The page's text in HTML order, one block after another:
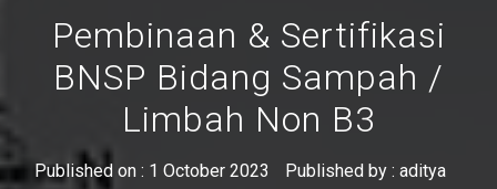
Pembinaan & Sertifikasi
BNSP Bidang Sampah /
Limbah Non B3
Published on : 1 October 2023 Published by : aditya